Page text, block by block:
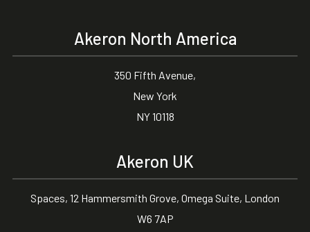
Akeron North America
350 Fifth Avenue,
New York
NY 10118
Akeron UK
Spaces, 12 Hammersmith Grove, Omega Suite, London
W6 7AP